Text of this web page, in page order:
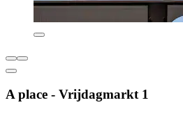
A place - Vrijdagmarkt 1